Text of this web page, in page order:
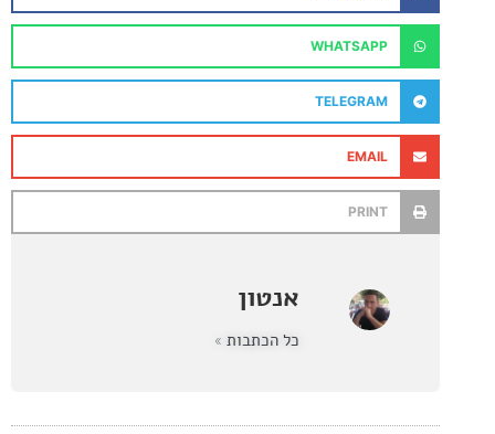
WHATSAPP
TELEGRAM
אנטון